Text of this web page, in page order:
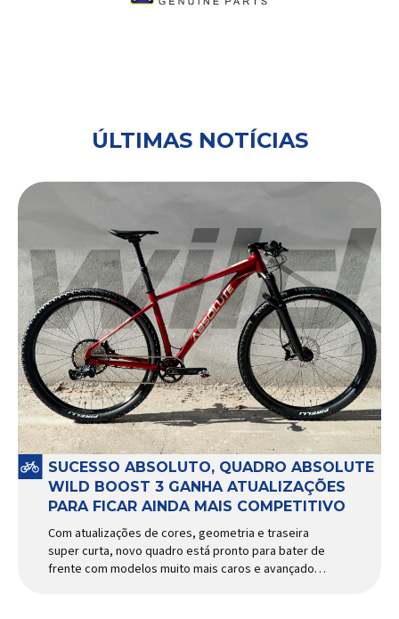
ÚLTIMAS NOTÍCIAS
SUCESSO ABSOLUTO, QUADRO ABSOLUTE
WILD BOOST 3 GANHA ATUALIZAÇÕES
PARA FICAR AINDA MAIS COMPETITIVO
Com atualizações de cores, geometria e traseira
super curta, novo quadro está pronto para bater de
frente com modelos muito mais caros e avançados